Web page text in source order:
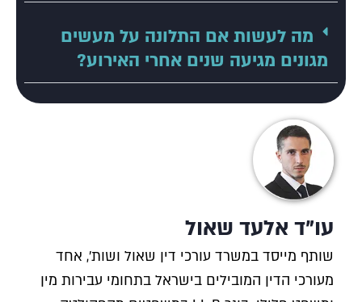
מה לעשות אם התלונה על מעשים
מגונים מגיעה שנים אחרי האירוע?
עו"ד אלעד שאול
שותף מייסד במשרד עורכי דין שאול ושות', אחד
מעורכי הדין המובילים בישראל בתחומי עבירות מין